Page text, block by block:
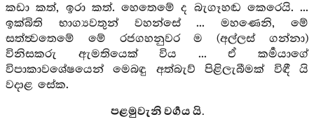
කඩා කත්, ඉරා කත්. හෙතෙමේ ද බැගෑහඬ කෙරෙයි. ...
ඉක්බිති භාග්‍යවතුන් වහන්සේ ... මහණෙනි, මේ
සත්ත්‍වතෙමේ මේ රජගහනුවර ම (අල්ලස් ගන්නා)
විනිසකරු ඇමතියෙක් විය ... ඒ කර්‍මයාගේ
විපාකාවශේෂයෙන් මෙබඳු අත්බැව් පිළිලැබීමක් විඳී යි
වදාළ සේක.
පළමුවැනි වර්‍ගය යි.